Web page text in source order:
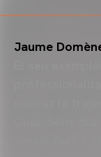
Jaume